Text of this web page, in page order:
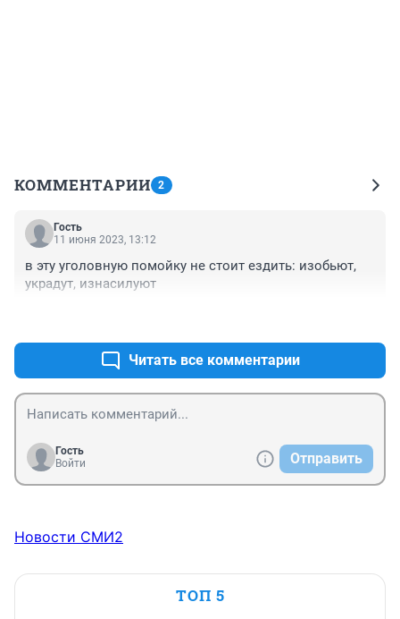
КОММЕНТАРИИ 2
Гость
11 июня 2023, 13:12
в эту уголовную помойку не стоит ездить: изобьют,
украдут, изнасилуют
Читать все комментарии
Гость
Войти
Отправить
Новости СМИ2
ТОП 5